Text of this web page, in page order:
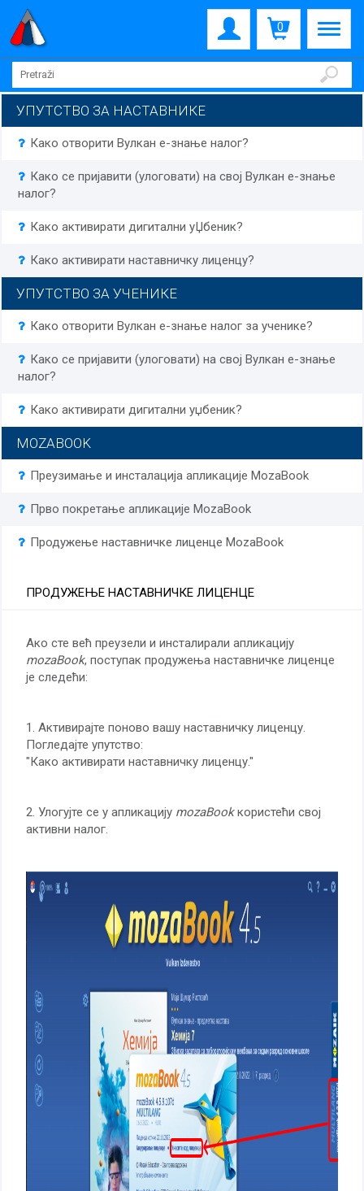
0
УПУТСТВО ЗА НАСТАВНИКЕ
Како отворити Вулкан е-знање налог?
Како се пријавити (улоговати) на свој Вулкан е-знање
налог?
Како активирати дигитални уЏбеник?
Како активирати наставничку лиценцу?
УПУТСТВО ЗА УЧЕНИКЕ
Како отворити Вулкан е-знање налог за ученике?
Како се пријавити (улоговати) на свој Вулкан е-знање
налог?
Како активирати дигитални уџбеник?
MOZABOOK
Преузимање и инсталација апликације MozaBook
Прво покретање апликације MozaBook
Продужење наставничке лиценце MozaBook
ПРОДУЖЕЊЕ НАСТАВНИЧКЕ ЛИЦЕНЦЕ
Ако сте већ преузели и инсталирали апликацију
mozaBook, поступак продужења наставничке лиценце
је следећи:
1. Активирајте поново вашу наставничку лиценцу.
Погледајте упутство:
"Како активирати наставничку лиценцу."
2. Улогујте се у апликацију mozaBookкористећи свој
активни налог.